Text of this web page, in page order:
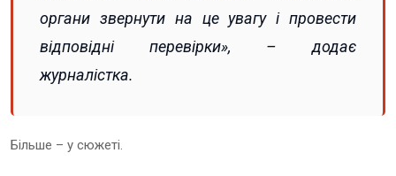
органи звернути на це увагу і провести
відповідні перевірки», – додає
журналістка.
Більше – у сюжеті.